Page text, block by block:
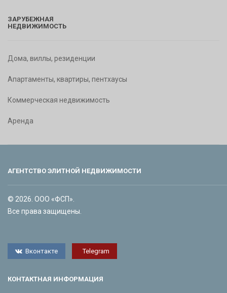
ЗАРУБЕЖНАЯ
НЕДВИЖИМОСТЬ
Дома, виллы, резиденции
Апартаменты, квартиры, пентхаусы
Коммерческая недвижимость
Аренда
АГЕНТСТВО ЭЛИТНОЙ НЕДВИЖИМОСТИ
© 2026. ООО «ФСП».
Все права защищены.
Вконтакте Telegram
КОНТАКТНАЯ ИНФОРМАЦИЯ